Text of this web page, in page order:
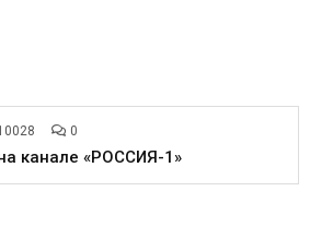
0
канале «РОССИЯ-1»